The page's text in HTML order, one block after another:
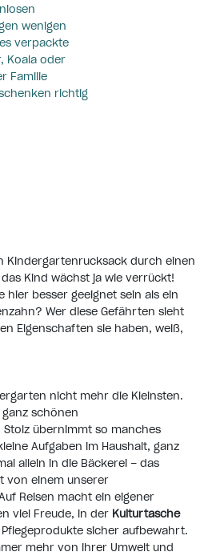
wenigen
verpackte
Koala oder
Familie
richtig
Kindergartenrucksack durch einen
Kind wächst ja wie verrückt!
hier besser geeignet sein als ein
Wer diese Gefährten sieht
Eigenschaften sie haben, weiß,
nicht mehr die Kleinsten.
schönen
übernimmt so manches
Aufgaben im Haushalt, ganz
allein in die Bäckerei – das
von einem unserer
Reisen macht ein eigener
viel Freude, in der Kulturtasche
sicher aufbewahrt.
mehr von ihrer Umwelt und